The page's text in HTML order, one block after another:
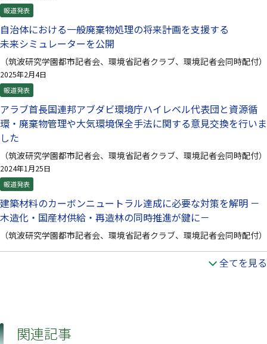
報道発表
自治体における一般廃棄物処理の将来計画を支援する
未来シミュレーターを公開
（筑波研究学園都市記者会、環境省記者クラブ、環境記者会同時配付）
2025年2月4日
報道発表
アラブ首長国連邦アブダビ環境庁ハイレベル代表団と資源循
環・廃棄物管理や大気環境保全手法に関する意見交換を行いま
した
（筑波研究学園都市記者会、環境省記者クラブ、環境記者会同時配付）
2024年1月25日
報道発表
建築材料のカーボンニュートラル達成に必要な対策を解明 －
木造化・国産材供給・再造林の同時推進が鍵に－
（筑波研究学園都市記者会、環境省記者クラブ、環境記者会同時配付）
全てを見る
関連記事